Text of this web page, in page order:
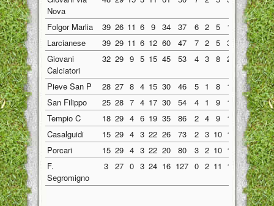
Nova
Folgor Marlia 39 26 11 6 9 34 37 6 2 5 18 17 5 4
Larcianese
39 29 11 6 12 60 47 7 2 5 33 19 4 4
Giovani
Calciatori
32 29 9 5 15 45 53 4 3 8 24 28 5 2
Pieve San P 28 27 8 4 15 30 46 5 1 8 16 21 3 3
San Filippo
25 28 7 4 17 30 54 4 1 9 15 23 3 3
Tempio C
18 29 4 6 19 35 86 2 4 9 19 37 2 2
Casalguidi
15 29 4 3 22 26 73 2 3 10 15 32 2 0
Porcari
15 29 4 3 22 20 80 3 2 10 11 35 1 1
F.
Segromigno
3 27 0 3 24 16 127 0 2 11 10 60 0 1